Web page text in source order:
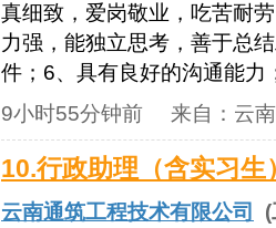
真细致，爱岗敬业，吃苦耐
力强，能独立思考，善于总
件；6、具有良好的沟通能力
9小时55分钟前 来自： 云
10.行政助理（含实习生
云南通筑工程技术有限公司